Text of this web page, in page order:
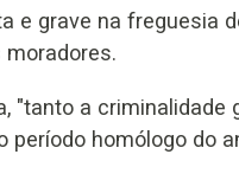
e grave na freguesia
moradores.
"tanto a criminalidade
homólogo do